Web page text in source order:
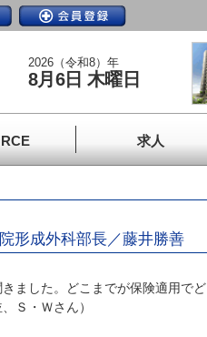
2026（令和8）年
8月6日 木曜日
求人
形成外科部長／藤井勝善
ました。どこまでが保険適用でど
Ｓ・Ｗさん）